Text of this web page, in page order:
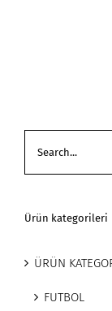
Ürün kategorileri
ÜRÜN
FUTBOL